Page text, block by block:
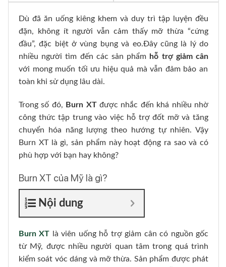
Dù đã ăn uống kiêng khem và duy trì tập luyện đều
đặn, không ít người vẫn cảm thấy mỡ thừa “cứng
đầu”, đặc biệt ở vùng bụng và eo.Đây cũng là lý do
nhiều người tìm đến các sản phẩm hỗ trợ giảm cân
với mong muốn tối ưu hiệu quả mà vẫn đảm bảo an
toàn khi sử dụng lâu dài.
Trong số đó, Burn XTđược nhắc đến khá nhiều nhờ
công thức tập trung vào việc hỗ trợ đốt mỡ và tăng
chuyển hóa năng lượng theo hướng tự nhiên. Vậy
Burn XT là gì, sản phẩm này hoạt động ra sao và có
phù hợp với bạn hay không?
Burn XT của Mỹ là gì?
Nội dung
Burn XT
là viên uống hỗ trợ giảm cân có nguồn gốc
từ Mỹ, được nhiều người quan tâm trong quá trình
kiểm soát vóc dáng và mỡ thừa. Sản phẩm được phát